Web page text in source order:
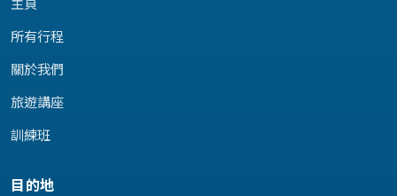
所有行程
關於我們
旅遊講座
訓練班
目的地